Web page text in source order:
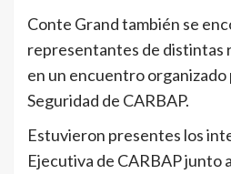
Conte Grand también se
representantes de distintas
en un encuentro organizado
Seguridad de CARBAP.
Estuvieron presentes los
Ejecutiva de CARBAP junto